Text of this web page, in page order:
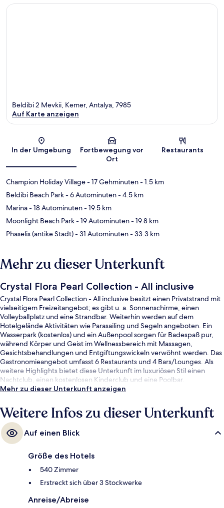
Karte
Beldibi 2 Mevkii, Kemer, Antalya, 7985
Auf Karte anzeigen
In der Umgebung
Fortbewegung vor
Ort
Restaurants
Champion Holiday Village- 17 Gehminuten- 1.5 km
Beldibi Beach Park- 6 Autominuten- 4.5 km
Marina- 18 Autominuten- 19.5 km
Moonlight Beach Park- 19 Autominuten- 19.8 km
Phaselis (antike Stadt)- 31 Autominuten- 33.3 km
Mehr zu dieser Unterkunft
Crystal Flora Pearl Collection - All inclusive
Crystal Flora Pearl Collection - All inclusive besitzt einen Privatstrand mit
vielseitigem Freizeitangebot; es gibt u. a. Sonnenschirme, einen
Volleyballplatz und eine Strandbar. Weiterhin werden auf dem
Hotelgelände Aktivitäten wie Parasailing und Segeln angeboten. Ein
Wasserpark (kostenlos) und ein Außenpool sorgen für Badespaß pur,
während Körper und Geist im Wellnessbereich mit Massagen,
Gesichtsbehandlungen und Entgiftungswickeln verwöhnt werden. Das
Gastronomieangebot umfasst 6 Restaurants und 4 Bars/Lounges. Als
weitere Highlights bietet diese Unterkunft im luxuriösen Stil einen
Nachtclub, einen kostenlosen Kinderclub und eine Poolbar.
Mehr zu dieser Unterkunft anzeigen
Weitere Infos zu dieser Unterkunft
Auf einen Blick
Größe des Hotels
540 Zimmer
Erstreckt sich über 3 Stockwerke
Anreise/Abreise